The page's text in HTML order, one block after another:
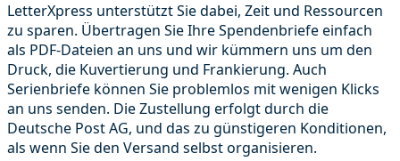
LetterXpress unterstützt Sie dabei, Zeit und Ressourcen
zu sparen. Übertragen Sie Ihre Spendenbriefe einfach
als PDF-Dateien an uns und wir kümmern uns um den
Druck, die Kuvertierung und Frankierung. Auch
Serienbriefe können Sie problemlos mit wenigen Klicks
an uns senden. Die Zustellung erfolgt durch die
Deutsche Post AG, und das zu günstigeren Konditionen,
als wenn Sie den Versand selbst organisieren.